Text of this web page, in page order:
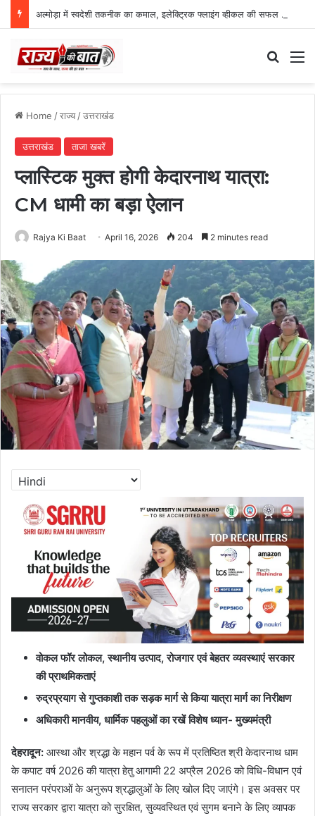
अल्मोड़ा में स्वदेशी तकनीक का कमाल, इलेक्ट्रिक फ्लाइंग व्हीकल की सफल ट्रायल उड़ान
Home /राज्य/उत्तराखंड
उत्तराखंड ताजा खबरें
प्लास्टिक मुक्त होगी केदारनाथ यात्रा:
CM धामी का बड़ा ऐलान
Rajya Ki Baat April 16, 2026 204 2 minutes read
वोकल फॉर लोकल,स्थानीय उत्पाद,रोजगार एवं बेहतर व्यवस्थाएं सरकार
की प्राथमिकताएं
रुद्रप्रयाग से गुप्तकाशी तक सड़क मार्ग से किया यात्रा मार्ग का निरीक्षण
अधिकारी मानवीय, धार्मिक पहलुओं का रखें विशेष ध्यान- मुख्यमंत्री
देहरादून: आस्था और श्रद्धा के महान पर्व के रूप में प्रतिष्ठित श्री केदारनाथ धाम
के कपाट वर्ष 2026 की यात्रा हेतु आगामी 22 अप्रैल 2026 को विधि-विधान एवं
सनातन परंपराओं के अनुरूप श्रद्धालुओं के लिए खोल दिए जाएंगे। इस अवसर पर
राज्य सरकार द्वारा यात्रा को सुरक्षित, सुव्यवस्थित एवं सुगम बनाने के लिए व्यापक